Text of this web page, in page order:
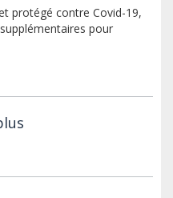
protégé contre Covid-19,
pour